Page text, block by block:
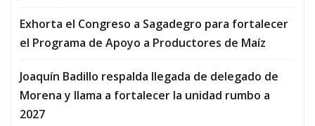
Exhorta el Congreso a Sagadegro para fortalecer
el Programa de Apoyo a Productores de Maíz
Joaquín Badillo respalda llegada de delegado de
Morena y llama a fortalecer la unidad rumbo a
2027